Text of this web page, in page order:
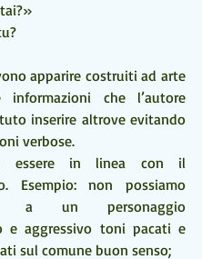
informazioni che l’autore
inserire altrove evitando
verbose.
essere in linea con il
Esempio: non possiamo
a un personaggio
e aggressivo toni pacati e
sul comune buon senso;